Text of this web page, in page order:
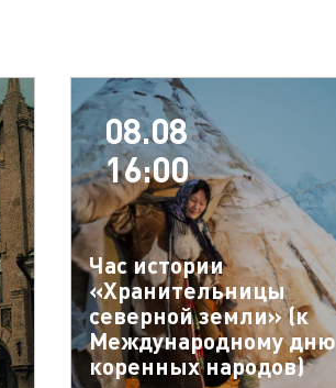
08.08
16:00
Час истории
«Хранительницы
северной земли» (к
Международному дню
коренных народов)